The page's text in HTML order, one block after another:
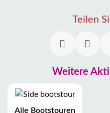
Teilen
Weitere
Alle Bootstouren